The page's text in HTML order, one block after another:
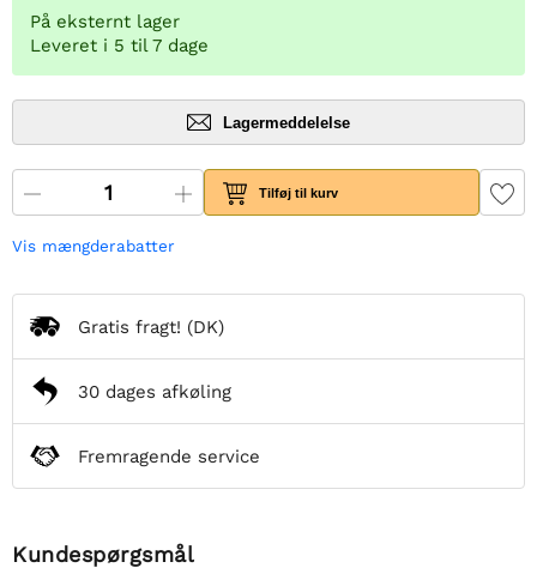
På eksternt lager
Leveret i 5 til 7 dage
Lagermeddelelse
Tilføj til kurv
Vis mængderabatter
Gratis fragt! (DK)
30 dages afkøling
Fremragende service
Kundespørgsmål